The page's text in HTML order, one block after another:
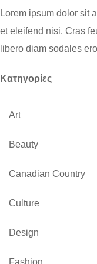
Lorem ipsum dolor sit
et eleifend nisi. Cras
libero diam sodales
Kατηγορίες
Art
Beauty
Canadian Country
Culture
Design
Fashion